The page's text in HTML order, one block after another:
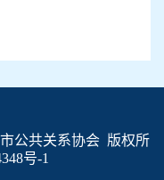
公共关系协会 版权所
号-1